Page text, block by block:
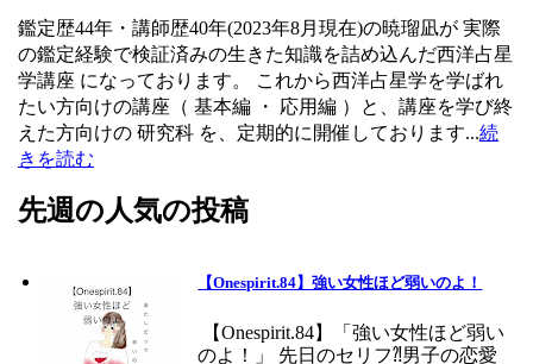
鑑定歴44年・講師歴40年(2023年8月現在)の暁瑠凪が 実際
の鑑定経験で検証済みの生きた知識を詰め込んだ西洋占星
学講座 になっております。 これから西洋占星学を学ばれ
たい方向けの講座（ 基本編 ・ 応用編 ）と、講座を学び終
えた方向けの 研究科 を、定期的に開催しております...続
きを読む
先週の人気の投稿
【Onespirit.84】強い女性ほど弱いのよ！
【Onespirit.84】「強い女性ほど弱い
のよ！」 先日のセリフ⁈男子の恋愛